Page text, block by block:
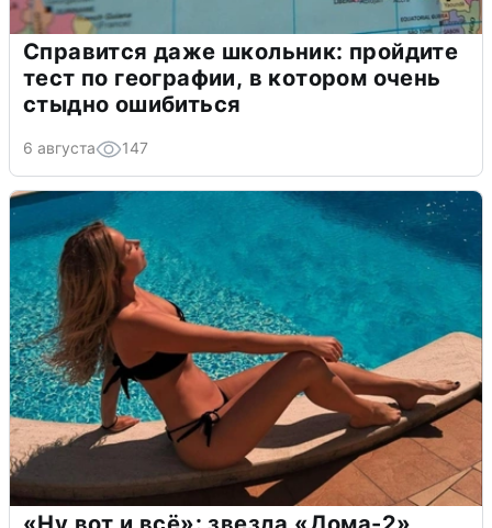
Справится даже школьник: пройдите
тест по географии, в котором очень
стыдно ошибиться
6 августа 147